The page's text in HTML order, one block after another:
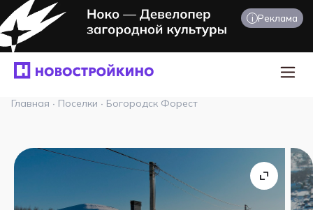
i Реклама
Главная · Поселки · Богородск Форест